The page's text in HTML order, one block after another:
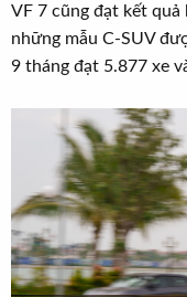
VF 7 cũng đạt kết
những mẫu C-SUV
9 tháng đạt 5.877 xe